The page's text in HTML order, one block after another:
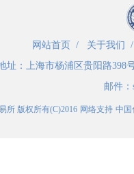
网站首页 / 关于我们
址： 上海市杨浦区贵阳路398
邮件：
所版权所有(C)2016 网络支持 中国